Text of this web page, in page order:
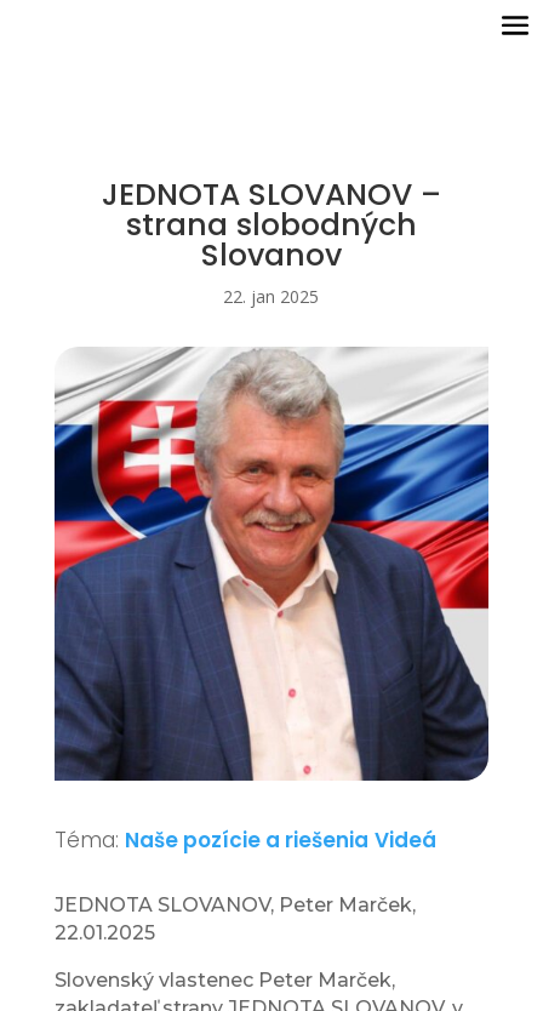
JEDNOTA SLOVANOV –
strana slobodných
Slovanov
22. jan 2025
Téma: Naše pozície a riešenia Videá
JEDNOTA SLOVANOV, Peter Marček,
22.01.2025
Slovenský vlastenec Peter Marček,